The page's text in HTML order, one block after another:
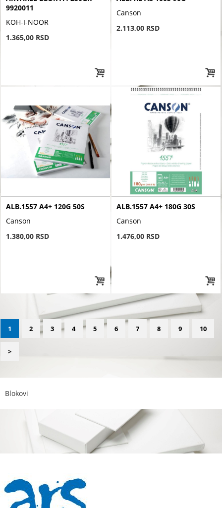
9920011
KOH-I-NOOR
1.365,00 RSD
Canson
2.113,00 RSD
ALB.1557 A4+ 120G 50S
Canson
1.380,00 RSD
ALB.1557 A4+ 180G 30S
Canson
1.476,00 RSD
1 2 3 4 5 6 7 8 9 10
>
Blokovi